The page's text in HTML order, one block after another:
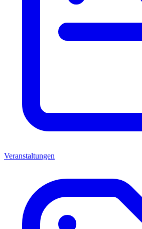
Veranstaltungen